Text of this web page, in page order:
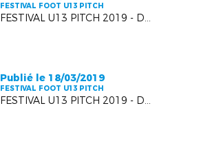
FESTIVAL FOOT U13 PITCH
FESTIVAL U13 PITCH 2019 - Défi CDB Filles
Publié le 18/03/2019
FESTIVAL FOOT U13 PITCH
FESTIVAL U13 PITCH 2019 - Défi CDB Garçons